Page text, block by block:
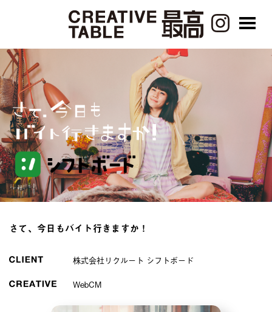
さて、今日もバイト行きますか！
株式会社リクルート シフトボード
WebCM